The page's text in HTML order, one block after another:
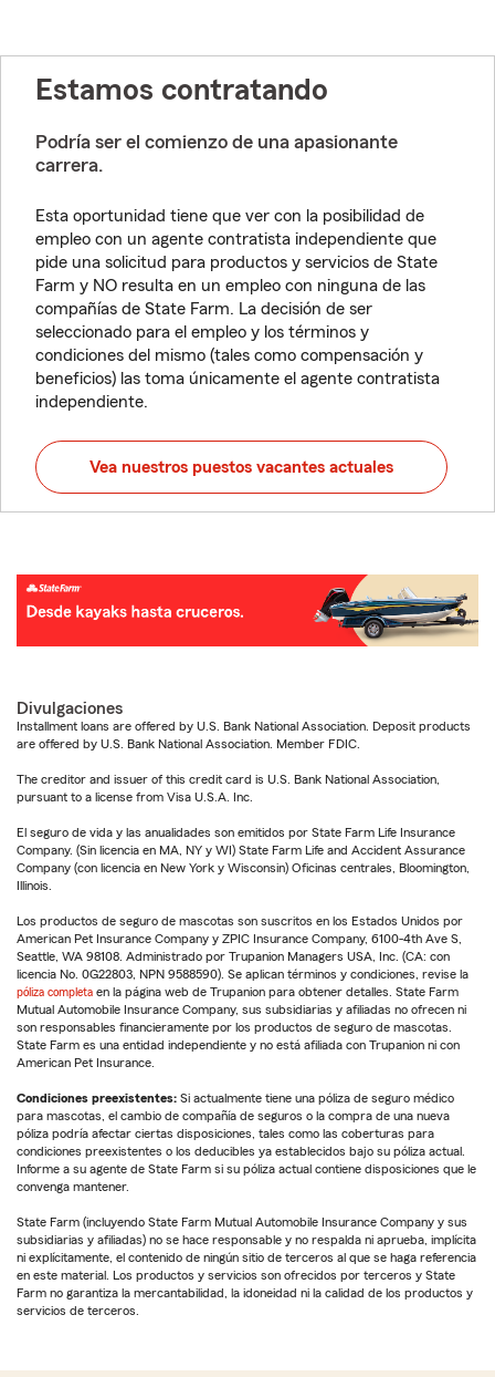
Estamos contratando
Podría ser el comienzo de una apasionante
carrera.
Esta oportunidad tiene que ver con la posibilidad de
empleo con un agente contratista independiente que
pide una solicitud para productos y servicios de State
Farm y NO resulta en un empleo con ninguna de las
compañías de State Farm. La decisión de ser
seleccionado para el empleo y los términos y
condiciones del mismo (tales como compensación y
beneficios) las toma únicamente el agente contratista
independiente.
Vea nuestros puestos vacantes actuales
Divulgaciones
Installment loans are offered by U.S. Bank National Association. Deposit products
are offered by U.S. Bank National Association. Member FDIC.
The creditor and issuer of this credit card is U.S. Bank National Association,
pursuant to a license from Visa U.S.A. Inc.
El seguro de vida y las anualidades son emitidos por State Farm Life Insurance
Company. (Sin licencia en MA, NY y WI) State Farm Life and Accident Assurance
Company (con licencia en New York y Wisconsin) Oficinas centrales, Bloomington,
Illinois.
Los productos de seguro de mascotas son suscritos en los Estados Unidos por
American Pet Insurance Company y ZPIC Insurance Company, 6100-4th Ave S,
Seattle, WA 98108. Administrado por Trupanion Managers USA, Inc. (CA: con
licencia No. 0G22803, NPN 9588590). Se aplican términos y condiciones, revise la
póliza completa en la página web de Trupanion para obtener detalles. State Farm
Mutual Automobile Insurance Company, sus subsidiarias y afiliadas no ofrecen ni
son responsables financieramente por los productos de seguro de mascotas.
State Farm es una entidad independiente y no está afiliada con Trupanion ni con
American Pet Insurance.
Condiciones preexistentes: Si actualmente tiene una póliza de seguro médico
para mascotas, el cambio de compañía de seguros o la compra de una nueva
póliza podría afectar ciertas disposiciones, tales como las coberturas para
condiciones preexistentes o los deducibles ya establecidos bajo su póliza actual.
Informe a su agente de State Farm si su póliza actual contiene disposiciones que le
convenga mantener.
State Farm (incluyendo State Farm Mutual Automobile Insurance Company y sus
subsidiarias y afiliadas) no se hace responsable y no respalda ni aprueba, implícita
ni explícitamente, el contenido de ningún sitio de terceros al que se haga referencia
en este material. Los productos y servicios son ofrecidos por terceros y State
Farm no garantiza la mercantabilidad, la idoneidad ni la calidad de los productos y
servicios de terceros.